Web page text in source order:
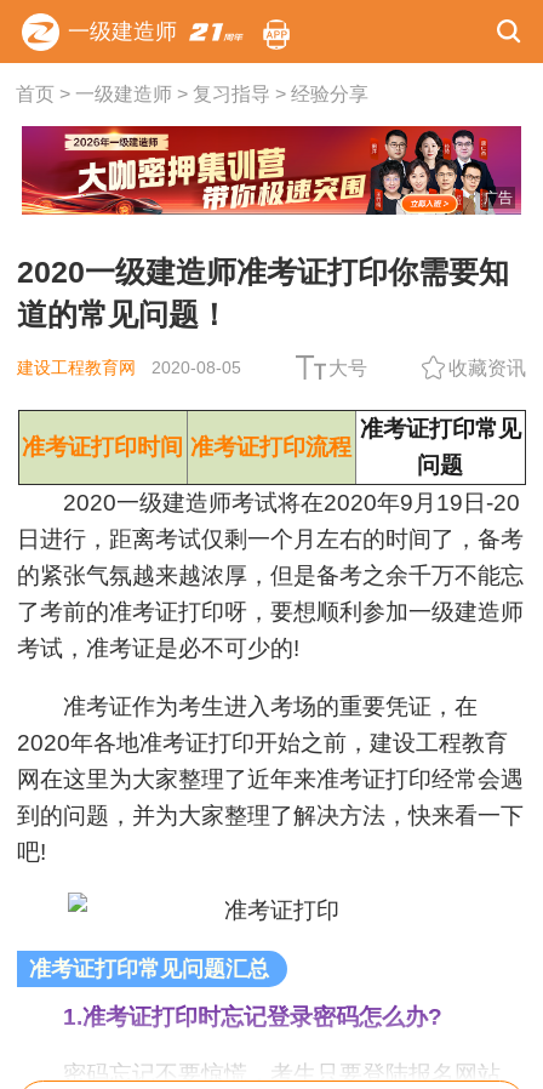
一级建造师
首页> 一级建造师> 复习指导 > 经验分享
广告
2020一级建造师准考证打印你需要知
道的常见问题！
建设工程教育网 2020-08-05 大号 收藏资讯
准考证打印时间 准考证打印流程
准考证打印常见
问题
2020一级建造师考试将在2020年9月19日-20
日进行，距离考试仅剩一个月左右的时间了，备考
的紧张气氛越来越浓厚，但是备考之余千万不能忘
了考前的准考证打印呀，要想顺利参加一级建造师
考试，准考证是必不可少的!
准考证作为考生进入考场的重要凭证，在
2020年各地准考证打印开始之前，建设工程教育
网在这里为大家整理了近年来准考证打印经常会遇
到的问题，并为大家整理了解决方法，快来看一下
吧!
准考证打印常见问题汇总
1.准考证打印时忘记登录密码怎么办?
密码忘记不要惊慌，考生只要登陆报名网站